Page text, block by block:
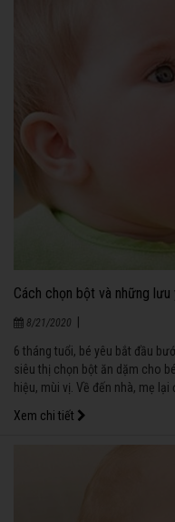
Cách chọn bột và những
8/21/2020 |
6 tháng tuổi, bé yêu bắt đầu
siêu thị chọn bột ăn dặm cho
hiệu, mùi vị. Về đến nhà, mẹ
Xem chi tiết